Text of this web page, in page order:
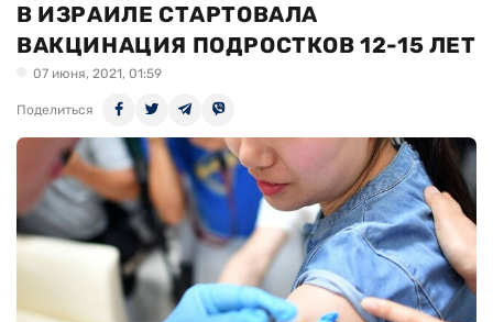
В ИЗРАИЛЕ СТАРТОВАЛА
ВАКЦИНАЦИЯ ПОДРОСТКОВ 12-15 ЛЕТ
07 июня, 2021, 01:59
Поделиться